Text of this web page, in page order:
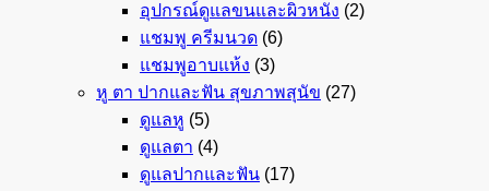
อุปกรณ์ดูแลขนและผิวหนัง (2)
แชมพู ครีมนวด (6)
แชมพูอาบแห้ง (3)
หู ตา ปากและฟัน สุขภาพสุนัข (27)
ดูแลหู (5)
ดูแลตา (4)
ดูแลปากและฟัน (17)